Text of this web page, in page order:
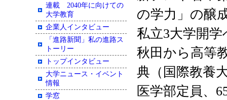
の学力」の醸
私立3大学開
秋田から高等
典（国際教養
医学部定員、
連載 2040年に向けての
大学教育
企業人インタビュー
「進路新聞」私の進路ス
トーリー
トップインタビュー
大学ニュース・イベント
情報
学窓